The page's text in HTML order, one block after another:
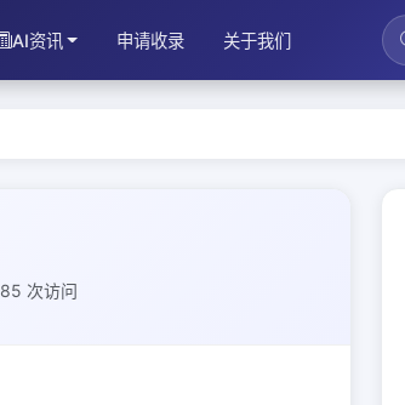
AI资讯 申请收录 关于我们
85 次访问